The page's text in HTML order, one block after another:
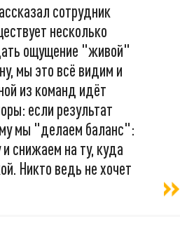
сотрудник
несколько
ощущение "живой"
мы это всё видим и
из команд идёт
если результат
мы "делаем баланс":
снижаем на ту, куда
Никто ведь не хочет